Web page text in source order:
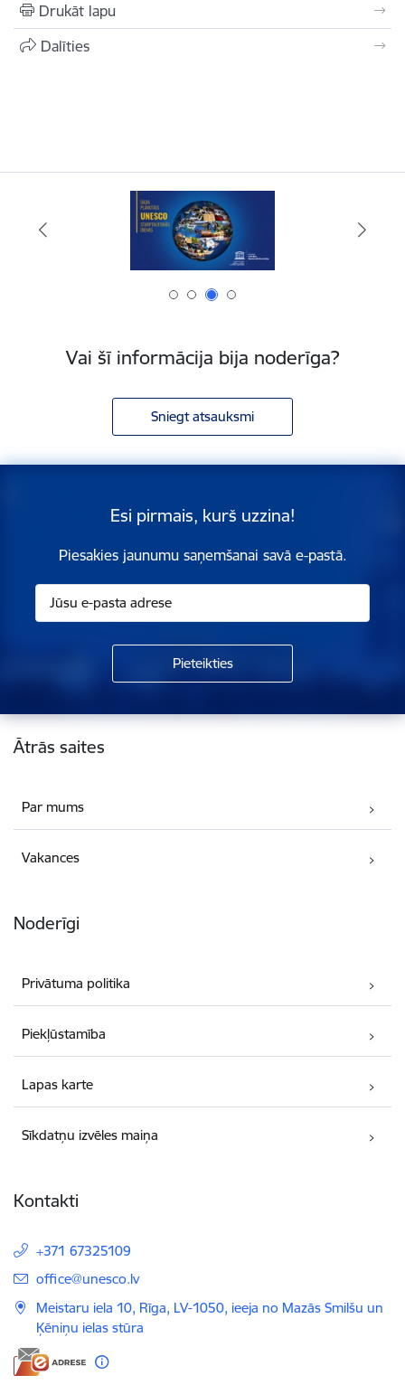
Drukāt lapu
Dalīties
Vai šī informācija bija noderīga?
Sniegt atsauksmi
Esi pirmais, kurš uzzina!
Piesakies jaunumu saņemšanai savā e-pastā.
Kājene
Ātrās saites
Par mums
Vakances
Noderīgi
Privātuma politika
Piekļūstamība
Lapas karte
Sīkdatņu izvēles maiņa
Kontakti
+371 67325109
E-pasts:
office@unesco.lv
Meistaru iela 10, Rīga, LV-1050, ieeja no Mazās Smilšu un
Ķēniņu ielas stūra